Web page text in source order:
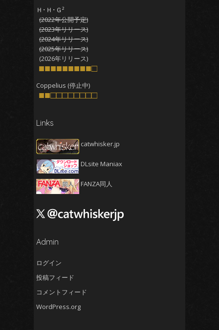
2025年11月
2025年10月(4)
2025年9月 (4)
2025年8月(5)
2025年7月(4)
(4)
2025年5月(5)
2025年3月
2025年2月(4)
2025年1月(5)
2024年12月(5)
2024年11月(5)
2024年9月(4)
2024年7月
Ｈ･Ｈ･Ｇ²
(2022年公開予定)
(2023年リリース)
(2024年リリース)
(2025年リリース)
(2026年リリース)
■■■■■■■■■□
Coppelius (停止中)
■■□□□□□□□□
Links
catwhisker.jp
DLsite Maniax
FANZA同人
Admin
ログイン
投稿フィード
コメントフィード
WordPress.org